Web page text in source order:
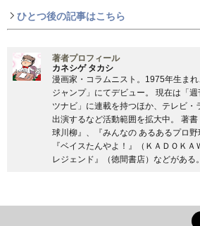
ひとつ後の記事はこちら
著者プロフィール
カネシゲ タカシ
漫画家・コラムニスト。1975年生ま
ジャンプ」にてデビュー。 現在は「
ツナビ」に連載を持つほか、テレビ・
出演するなど活動範囲を拡大中。 著
球川柳』、『みんなの あるあるプロ野
『ベイスたんやよ！』（ＫＡＤＯＫＡ
レジェンド』（徳間書店）などがある